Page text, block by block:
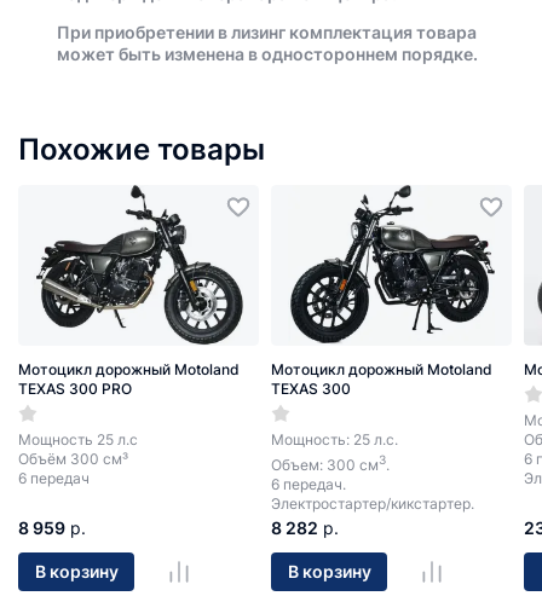
При приобретении в лизинг комплектация товара
может быть изменена в одностороннем порядке.
Похожие товары
Мотоцикл дорожный Motoland
TEXAS 300 PRO
Мощность 25 л.с
Объём 300 см³
6 передач
8 959 р.
В корзину
Мотоцикл дорожный Motoland
TEXAS 300
Мощность: 25 л.с.
Объем: 300 см3.
6 передач.
Электростартер/кикстартер.
8 282 р.
В корзину
6